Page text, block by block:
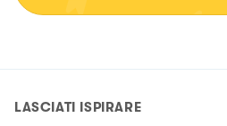
LASCIATI ISPIRARE